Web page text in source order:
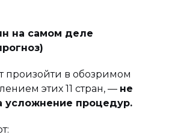
на самом деле
произойти в обозримом
этих 11 стран, — не
усложнение процедур.